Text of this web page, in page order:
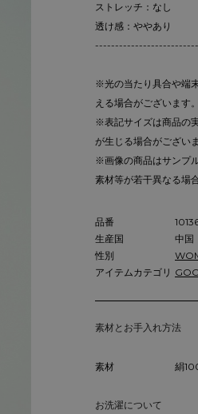
ストレッチ：なし
透け感：ややあり
※光の当たり具合や端
える場合がございます
※表記サイズは商品の
が生じる場合がございま
※画像の商品はサンプ
素材等が若干異なる場
品番
生産国
中国
性別
アイテムカテゴリ
素材とお手入れ方法
素材 絹
お洗濯について